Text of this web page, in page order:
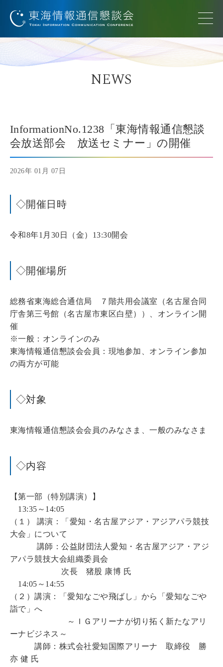
NEWS
InformationNo.1238「東海情報通信懇談
会放送部会 放送セミナー」の開催
2026年 01月 07日
◇開催日時
令和8年1月30日（金）13:30開会
◇開催場所
総務省東海総合通信局 ７階共用会議室（名古屋合同
庁舎第三号館（名古屋市東区白壁））、オンライン開
催
※一般：オンラインのみ
東海情報通信懇談会会員：現地参加、オンライン参加
の両方が可能
◇対象
東海情報通信懇談会会員のみなさま、一般のみなさま
◇内容
【第一部（特別講演）】
13:35～14:05
（１） 講演：「愛知・名古屋アジア・アジアパラ競技
大会」について
講師：公益財団法人愛知・名古屋アジア・アジ
アパラ競技大会組織委員会
次長 猪股 康博 氏
14:05～14:55
（２）講演：「愛知なごや飛ばし」から「愛知なごや
詣で」へ
～ＩＧアリーナが切り拓く新たなアリ
ーナビジネス～
講師：株式会社愛知国際アリーナ 取締役 勝
亦 健 氏